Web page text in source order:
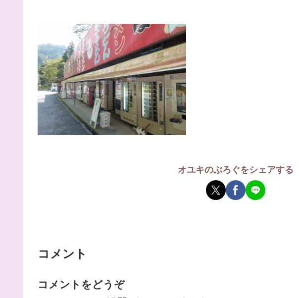
オユキのぶろぐをシェアする
コメント
コメントをどうぞ